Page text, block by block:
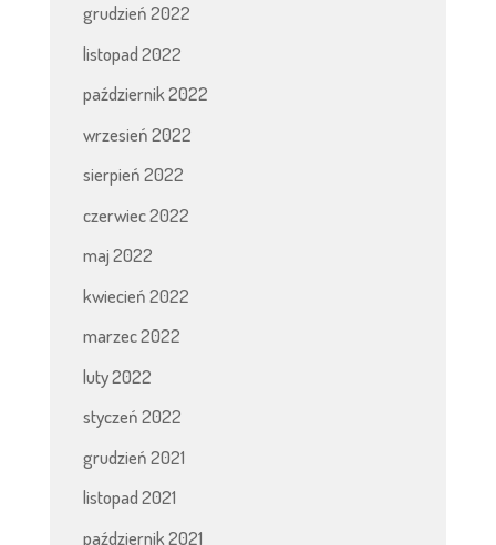
grudzień 2022
listopad 2022
październik 2022
wrzesień 2022
sierpień 2022
czerwiec 2022
maj 2022
kwiecień 2022
marzec 2022
luty 2022
styczeń 2022
grudzień 2021
listopad 2021
październik 2021